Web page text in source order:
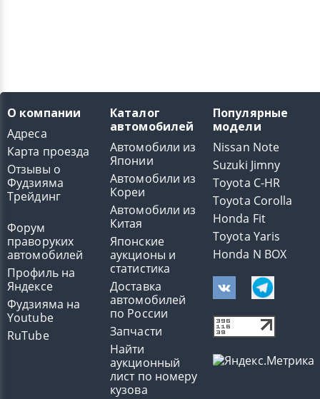
О компании
Адреса
Карта проезда
Отзывы о
Фудзияма
Трейдинг
Форум
праворуких
автомобилей
Профиль на
Яндексе
Фудзияма на
Youtube
RuTube
Каталог
автомобилей
Автомобили из
Японии
Автомобили из
Кореи
Автомобили из
Китая
Японские
аукционы и
статистика
Доставка
автомобилей
по России
Запчасти
Найти
аукционный
лист по номеру
кузова
Популярные
модели
Nissan Note
Suzuki Jimny
Toyota C-HR
Toyota Corolla
Honda Fit
Toyota Yaris
Honda N BOX